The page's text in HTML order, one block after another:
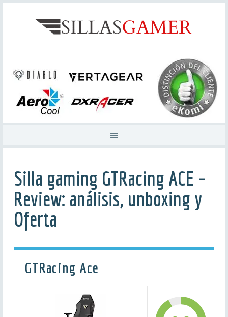
Silla gaming GTRacing ACE –
Review: análisis, unboxing y
Oferta
GTRacing Ace